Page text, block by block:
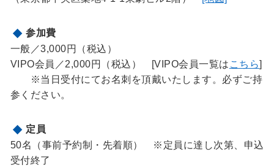
参加費
一般／3,000円（税込）
VIPO会員／2,000円（税込） [VIPO会員一覧は こちら]
※当日受付にてお名刺を頂戴いたします。必ずご持
参ください。
定員
50名（事前予約制・先着順） ※定員に達し次第、申込
受付終了